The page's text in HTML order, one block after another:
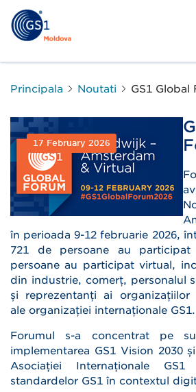
Principala Noutati GS1 Global
17 February 2026
în perioada 9-12 februarie 2026,
721 de persoane au
persoane au participat virtual,
din industrie, comerț, personalul
și reprezentanți ai organizațiilor
ale organizației internaționale GS1.
Forumul s-a concentrat pe
implementarea GS1 Vision 2030
Asociației Internaționale
standardelor GS1 în contextul